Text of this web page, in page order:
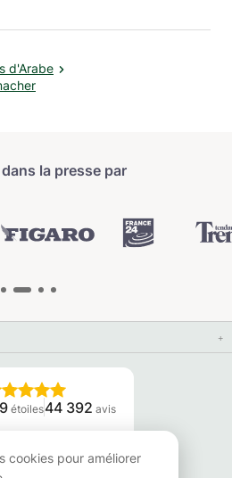
d'Arabe
la presse par
étoiles44 392 avis
nos avis
cookies pour améliorer